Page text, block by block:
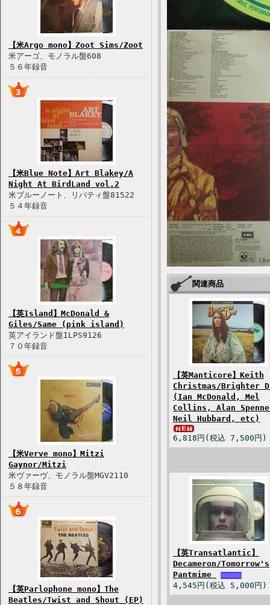
【米Argo mono】Zoot Sims/Zoot
米アーゴ、モノラル盤608
５６年録音
【米Blue Note】Art Blakey/A
Night At BirdLand vol.2
米ブルーノート、リバティ盤81522
５４年録音
【英Island】McDonald &
Giles/Same (pink island)
英アイランド盤ILPS9126
７０年録音
【米Verve mono】Mitzi
Gaynor/Mitzi
米ヴァーヴ、モノラル盤MGV2110
５８年録音
【英Parlophone mono】The
Beatles/Twist and Shout (EP)
関連商品
【英Manticore】Keith
Christmas/Brighter
(Ian McDonald, Mel
Collins, Alan
Neil Hubbard, etc)
6,818円(税込 7,500円)
【英Transatlantic】
Decameron/Tomorrow's
Pantmime
4,545円(税込 5,000円)